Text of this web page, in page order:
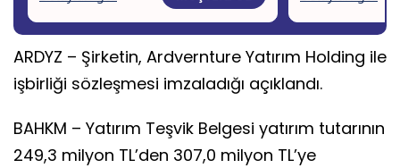
ARDYZ – Şirketin, Ardvernture Yatırım Holding ile
işbirliği sözleşmesi imzaladığı açıklandı.
BAHKM – Yatırım Teşvik Belgesi yatırım tutarının
249,3 milyon TL’den 307,0 milyon TL’ye